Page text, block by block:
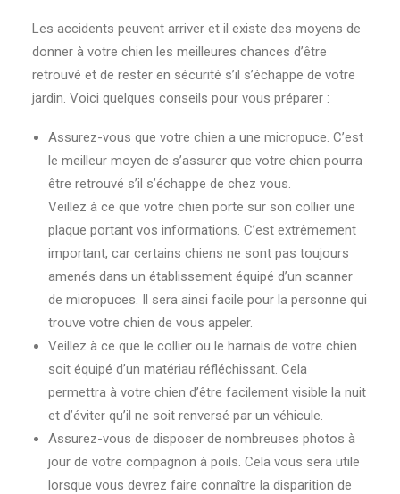
Les accidents peuvent arriver et il existe des moyens de
donner à votre chien les meilleures chances d’être
retrouvé et de rester en sécurité s’il s’échappe de votre
jardin. Voici quelques conseils pour vous préparer :
Assurez-vous que votre chien a une micropuce. C’est
le meilleur moyen de s’assurer que votre chien pourra
être retrouvé s’il s’échappe de chez vous.
Veillez à ce que votre chien porte sur son collier une
plaque portant vos informations. C’est extrêmement
important, car certains chiens ne sont pas toujours
amenés dans un établissement équipé d’un scanner
de micropuces. Il sera ainsi facile pour la personne qui
trouve votre chien de vous appeler.
Veillez à ce que le collier ou le harnais de votre chien
soit équipé d’un matériau réfléchissant. Cela
permettra à votre chien d’être facilement visible la nuit
et d’éviter qu’il ne soit renversé par un véhicule.
Assurez-vous de disposer de nombreuses photos à
jour de votre compagnon à poils. Cela vous sera utile
lorsque vous devrez faire connaître la disparition de